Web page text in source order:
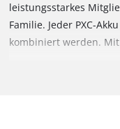
leistungsstarkes
Familie. Jeder PXC-
kombiniert werden.
versierte Handwerker